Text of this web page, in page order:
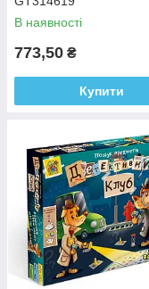
В наявності
773,50 ₴
Купити